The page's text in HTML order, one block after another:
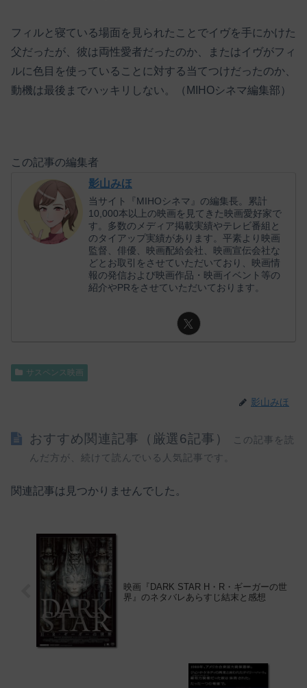
フィルと寝ている場面を見られたことでイヴを手にかけた
父だったが、彼は両性愛者だったのか、またはイヴがフィ
ルに色目を使っていることに対する当てつけだったのか、
動機は最後までハッキリしない。（MIHOシネマ編集部）
この記事の編集者
影山みほ
当サイト『MIHOシネマ』の編集長。累計
10,000本以上の映画を見てきた映画愛好家で
す。多数のメディア掲載実績やテレビ番組と
のタイアップ実績があります。平素より映画
監督、俳優、映画配給会社、映画宣伝会社な
どとお取引をさせていただいており、映画情
報の発信および映画作品・映画イベント等の
紹介やPRをさせていただいております。
サスペンス映画
影山みほ
おすすめ関連記事（厳選6記事）
この記事を読
んだ方が、続けて読んでいる人気記事です。
関連記事は見つかりませんでした。
映画『DARK STAR H・R・ギーガーの世
界』のネタバレあらすじ結末と感想